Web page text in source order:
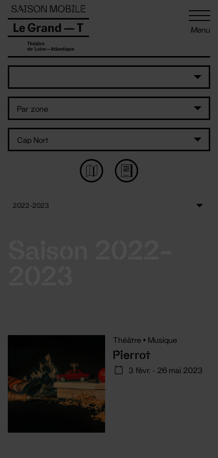
Menu
Théâtre • Musique
Pierrot
3 févr. - 26 mai 2023
Panneau de gestion des cookies